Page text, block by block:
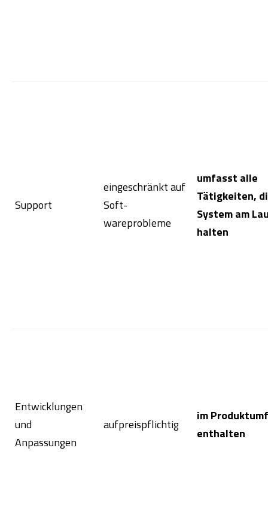
Support
eingeschränkt auf
Soft-
wareprobleme
umfasst alle
Tätigkeiten,
System am
halten
Entwicklungen
und
Anpassungen
aufpreispflichtig
im
enthalten